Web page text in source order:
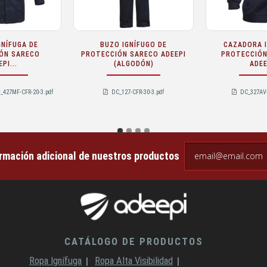
DE
VISIBILIDAD
CFR-20-3.p
BUZO IGNÍFUGO DE
PROTECCIÓN VISIBILIDAD
SARECO...
DC_127B-CFR-30-3.pdf
CAZADORA
adicional de nuestros productosemail@email.com
CATÁLOGO DE PRODUCTOS
Ropa Ignífuga
Ropa Alta Visibilidad